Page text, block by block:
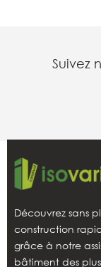
Suivez
Découvrez sans
construction
grâce à notre
bâtiment des